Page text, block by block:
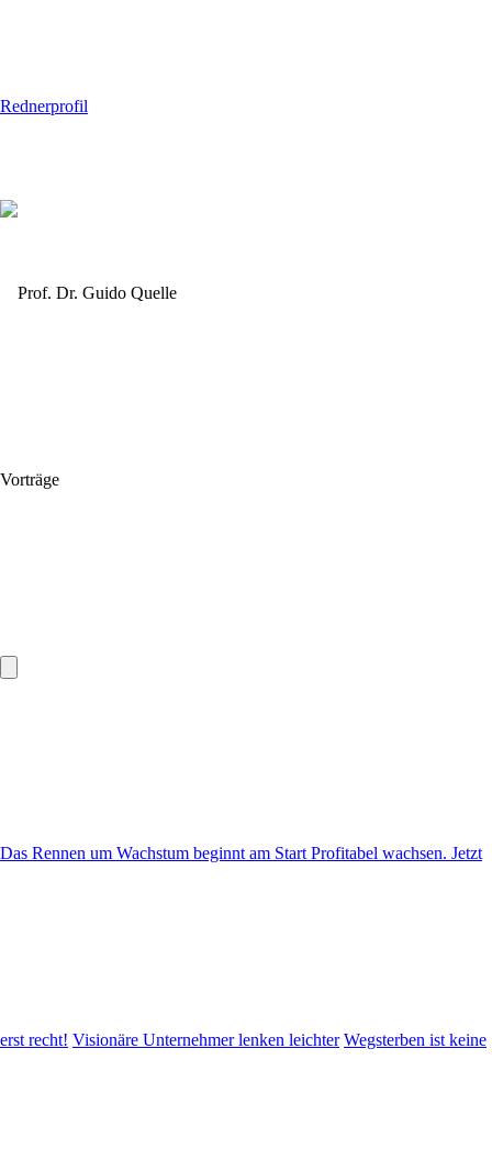
Rednerprofil
Vorträge
Das Rennen um Wachstum beginnt am Start Profitabel wachsen. Jetzt
erst recht! Visionäre Unternehmer lenken leichter Wegsterben ist keine